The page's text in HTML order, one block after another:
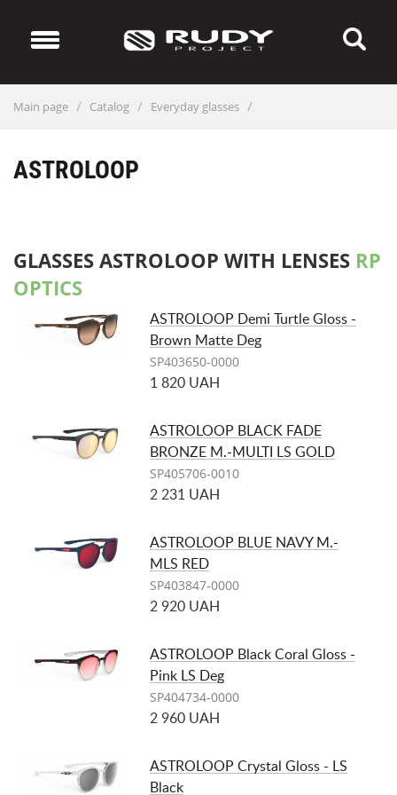
Main page / Catalog / Everyday glasses /
ASTROLOOP
GLASSES ASTROLOOP WITH LENSES RP
OPTICS
ASTROLOOP Demi Turtle Gloss -
Brown Matte Deg
SP403650-0000
1 820 UAH
ASTROLOOP BLACK FADE
BRONZE M.-MULTI LS GOLD
SP405706-0010
2 231 UAH
ASTROLOOP BLUE NAVY M.-
MLS RED
SP403847-0000
2 920 UAH
ASTROLOOP Black Coral Gloss -
Pink LS Deg
SP404734-0000
2 960 UAH
ASTROLOOP Crystal Gloss - LS
Black